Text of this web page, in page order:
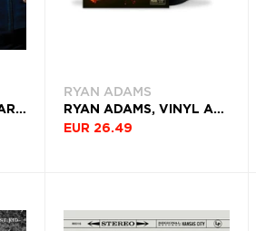
RYAN ADAMS, CD HEARTBREAKER 25TH ANNIVERSARY EDITION
RYAN ADAMS
RYAN ADAMS, VINYL ASHES & FIRE
EUR 26.49